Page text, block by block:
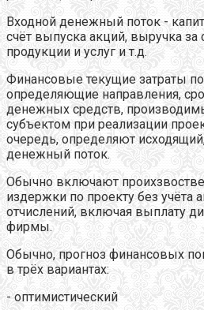
Входной денежный поток -
счёт выпуска акций, выручка за
продукции и услуг и т.д.
Финансовые текущие затраты
определяющие направления,
денежных средств,
субъектом при реализации
очередь, определяют
денежный поток.
Обычно включают
издержки по проекту без учёта
отчислений, включая выплату
фирмы.
Обычно, прогноз финансовых
в трёх вариантах:
- оптимистический